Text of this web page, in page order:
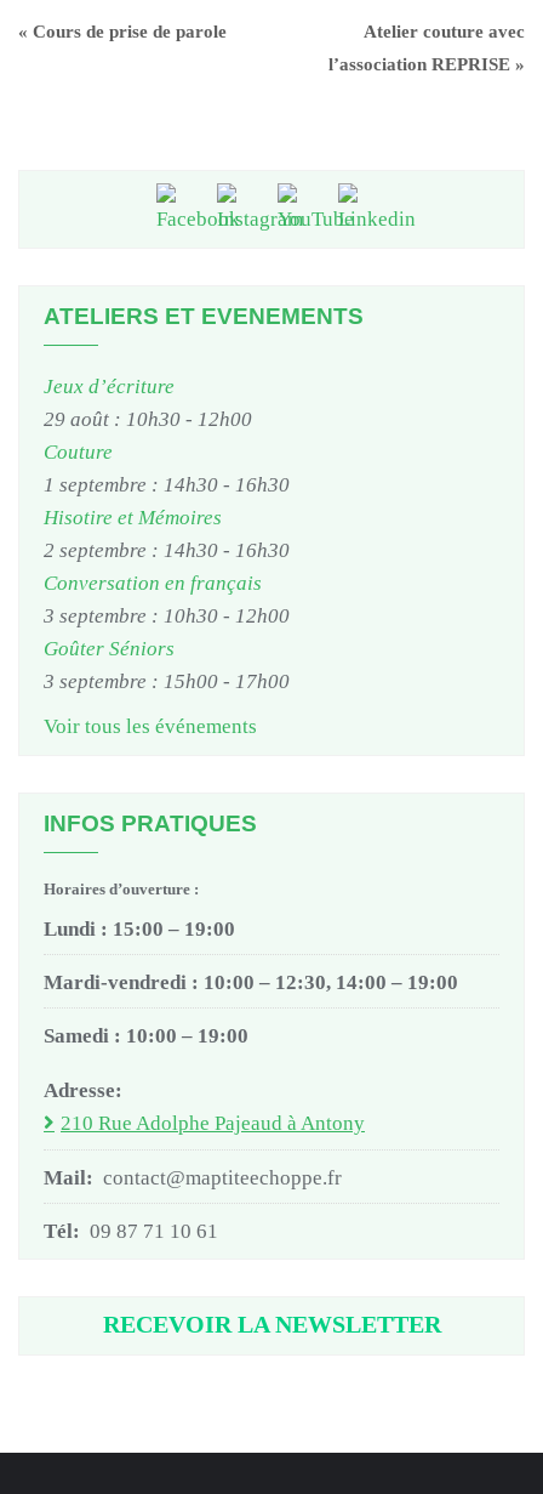
« Cours de prise de parole
Atelier couture avec
l’association REPRISE »
ATELIERS ET EVENEMENTS
Jeux d’écriture
29 août : 10h30 - 12h00
Couture
1 septembre : 14h30 - 16h30
Hisotire et Mémoires
2 septembre : 14h30 - 16h30
Conversation en français
3 septembre : 10h30 - 12h00
Goûter Séniors
3 septembre : 15h00 - 17h00
Voir tous les événements
INFOS PRATIQUES
Horaires d’ouverture :
Lundi : 15:00 – 19:00
Mardi-vendredi : 10:00 – 12:30, 14:00 – 19:00
Samedi : 10:00 – 19:00
Adresse:
210 Rue Adolphe Pajeaud à Antony
Mail: contact@maptiteechoppe.fr
Tél: 09 87 71 10 61
RECEVOIR LA NEWSLETTER